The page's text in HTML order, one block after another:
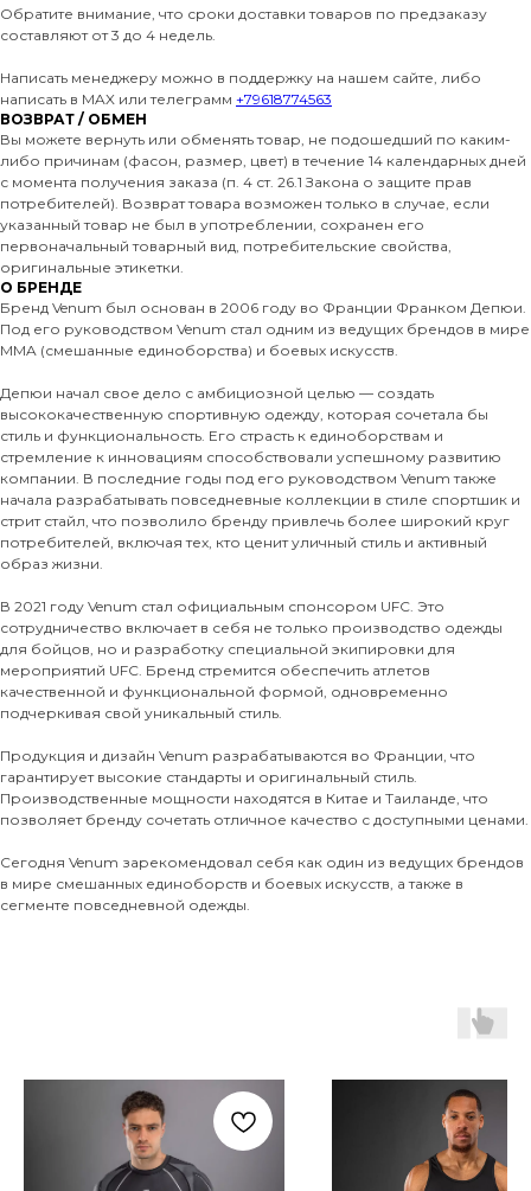
Обратите внимание, что сроки доставки товаров по предзаказу
составляют от 3 до 4 недель.
Написать менеджеру можно в поддержку на нашем сайте, либо
написать в MAX или телеграмм +79618774563
ВОЗВРАТ / ОБМЕН
Вы можете вернуть или обменять товар, не подошедший по каким-
либо причинам (фасон, размер, цвет) в течение 14 календарных дней
с момента получения заказа (п. 4 ст. 26.1 Закона о защите прав
потребителей). Возврат товара возможен только в случае, если
указанный товар не был в употреблении, сохранен его
первоначальный товарный вид, потребительские свойства,
оригинальные этикетки.
О БРЕНДЕ
Бренд Venum был основан в 2006 году во Франции Франком Депюи.
Под его руководством Venum стал одним из ведущих брендов в мире
MMA (смешанные единоборства) и боевых искусств.
Депюи начал свое дело с амбициозной целью — создать
высококачественную спортивную одежду, которая сочетала бы
стиль и функциональность. Его страсть к единоборствам и
стремление к инновациям способствовали успешному развитию
компании. В последние годы под его руководством Venum также
начала разрабатывать повседневные коллекции в стиле спортшик и
стрит стайл, что позволило бренду привлечь более широкий круг
потребителей, включая тех, кто ценит уличный стиль и активный
образ жизни.
В 2021 году Venum стал официальным спонсором UFC. Это
сотрудничество включает в себя не только производство одежды
для бойцов, но и разработку специальной экипировки для
мероприятий UFC. Бренд стремится обеспечить атлетов
качественной и функциональной формой, одновременно
подчеркивая свой уникальный стиль.
Продукция и дизайн Venum разрабатываются во Франции, что
гарантирует высокие стандарты и оригинальный стиль.
Производственные мощности находятся в Китае и Таиланде, что
позволяет бренду сочетать отличное качество с доступными ценами.
Сегодня Venum зарекомендовал себя как один из ведущих брендов
в мире смешанных единоборств и боевых искусств, а также в
сегменте повседневной одежды.